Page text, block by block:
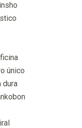
único
dura